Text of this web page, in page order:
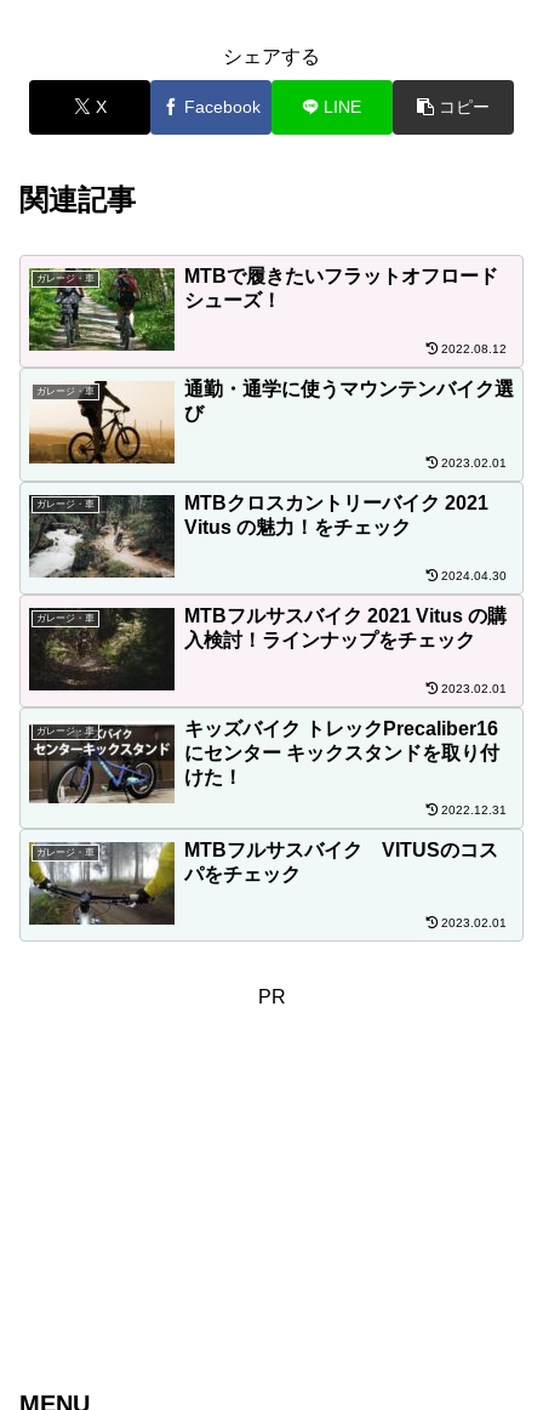
シェアする
X Facebook LINE コピー
関連記事
ガレージ・車
MTBで履きたいフラットオフロード
シューズ！
2022.08.12
ガレージ・車
通勤・通学に使うマウンテンバイク選
び
2023.02.01
ガレージ・車
MTBクロスカントリーバイク 2021
Vitus の魅力！をチェック
2024.04.30
ガレージ・車
MTBフルサスバイク 2021 Vitus の購
入検討！ラインナップをチェック
2023.02.01
ガレージ・車
キッズバイク トレックPrecaliber16
にセンター キックスタンドを取り付
けた！
2022.12.31
ガレージ・車
MTBフルサスバイク VITUSのコス
パをチェック
2023.02.01
PR
MENU